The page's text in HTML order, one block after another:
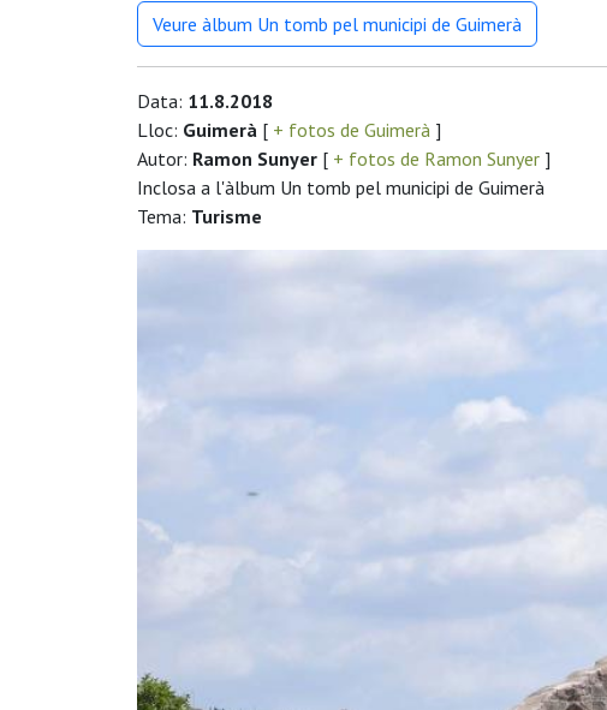
Veure àlbum Un tomb pel municipi de Guimerà
Data: 11.8.2018
Lloc: Guimerà [ + fotos de Guimerà ]
Autor: Ramon Sunyer [ + fotos de Ramon Sunyer ]
Inclosa a l'àlbum Un tomb pel municipi de Guimerà
Tema: Turisme